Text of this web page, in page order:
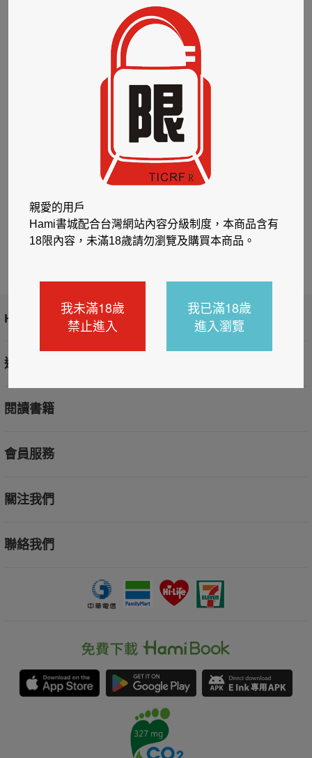
親愛的用戶
Hami書城配合台灣網站內容分級制度，本商品含有
18限內容，未滿18歲請勿瀏覽及購買本商品。
我未滿18歲
禁止進入
我已滿18歲
進入瀏覽
Hami書城
逛書選書
閱讀書籍
會員服務
關注我們
聯絡我們